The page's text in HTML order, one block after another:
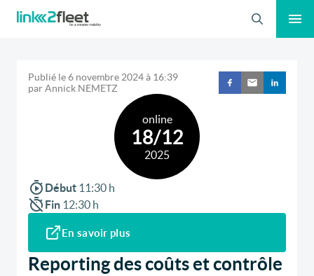
Recherche
Publié le6 novembre 2024à 16:39
parAnnick NEMETZ
online
18/12
2025
Début 11:30 h
Fin 12:30 h
En savoir plus
Reporting des coûts et contrôle